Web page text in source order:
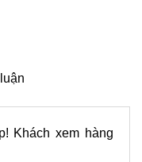
Khách xem hàng